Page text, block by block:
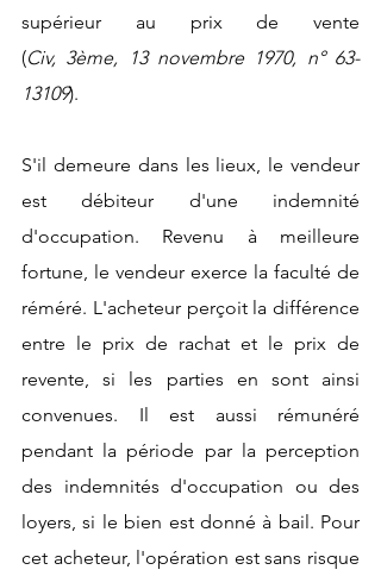
supérieur au prix de vente
(Civ, 3ème, 13 novembre 1970, n° 63-
13109).
S'il demeure dans les lieux, le vendeur
est débiteur d'une indemnité
d'occupation. Revenu à meilleure
fortune, le vendeur exerce la faculté de
réméré. L'acheteur perçoit la différence
entre le prix de rachat et le prix de
revente, si les parties en sont ainsi
convenues. Il est aussi rémunéré
pendant la période par la perception
des indemnités d'occupation ou des
loyers, si le bien est donné à bail. Pour
cet acheteur, l'opération est sans risque